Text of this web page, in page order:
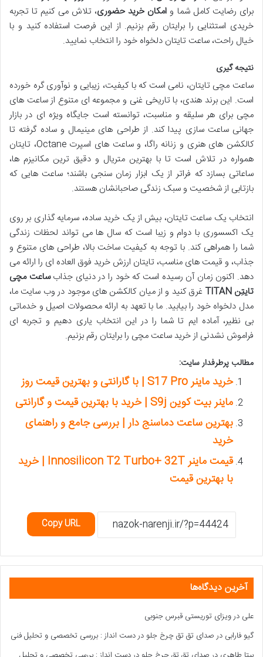
برای رضایت کامل شما و امکان خرید حضوری، تلاش می کنیم تا تجربه
خریدی استثنایی را برایتان رقم بزنیم. از این فرصت استفاده کنید و با
خیال راحت، ساعت تایتان دلخواه خود را انتخاب نمایید.
نتیجه گیری
ساعت مچی تایتان، نامی است که با کیفیت، زیبایی و نوآوری گره خورده
است. این برند هندی، با تاریخی غنی و مجموعه ای متنوع از ساعت های
مچی برای هر سلیقه و مناسبت، توانسته است جایگاه ویژه ای در بازار
جهانی ساعت سازی پیدا کند. از طراحی های مینیمال و ساده گرفته تا
کالکشن های هنری و زنانه راگا، و ساعت های اسپرت Octane، تایتان
همواره در تلاش است تا با بهترین متریال و دقیق ترین مکانیزم ها،
ساعاتی بسازد که فراتر از یک ابزار زمان سنجی باشند؛ ساعت هایی که
بازتابی از شخصیت و سبک زندگی صاحبانشان هستند.
انتخاب یک ساعت تایتان، بیش از یک خرید ساده، سرمایه گذاری بر روی
یک اکسسوری با دوام و زیبا است که سال ها می تواند لحظات زندگی
شما را همراهی کند. با توجه به کیفیت ساخت بالا، طراحی های متنوع و
جذاب، و قیمت های مناسب، تایتان ارزش خرید فوق العاده ای را ارائه می
دهد. اکنون زمان آن رسیده است که خود را در دنیای جذابساعت مچی
تایتِن TITAN
غرق کنید و از میان کالکشن های موجود در وب سایت ما،
مدل دلخواه خود را بیابید. ما با تعهد به ارائه محصولات اصیل و خدماتی
بی نظیر، آماده ایم تا شما را در این انتخاب یاری دهیم و تجربه ای
فراموش نشدنی از خرید ساعت مچی را برایتان رقم بزنیم.
مطالب پرطرفدار سایت:
خرید ماینر S17 Pro | با گارانتی و بهترین قیمت روز
ماینر بیت کوین S9j | خرید با بهترین قیمت و گارانتی
بهترین ساعت دماسنج دار | بررسی جامع و راهنمای
خرید
قیمت ماینر Innosilicon T2 Turbo+ 32T | خرید
با بهترین قیمت
Copy URL
آخرین دیدگاه‌ها
علی درویزای توریستی قبرس جنوبی
گیو فارابی درصدای تق تق چرخ جلو در دست انداز : بررسی تخصصی و تحلیل فنی